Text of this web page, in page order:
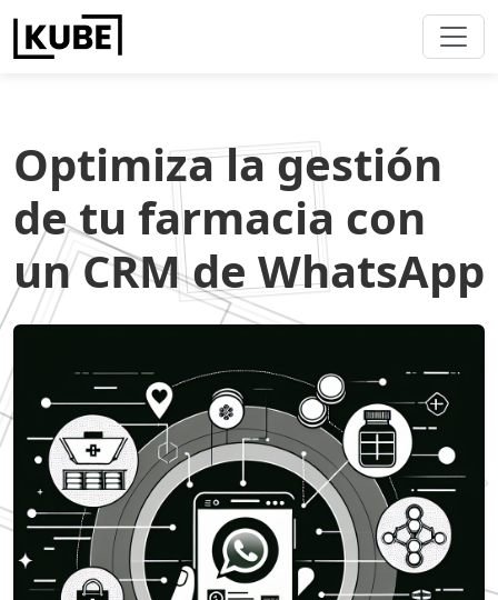
Optimiza la gestión
de tu farmacia con
un CRM de WhatsApp